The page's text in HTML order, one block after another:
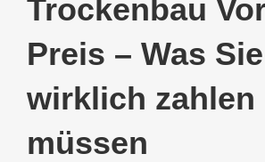
Trockenbau
Preis – Was Sie
wirklich zahlen
müssen